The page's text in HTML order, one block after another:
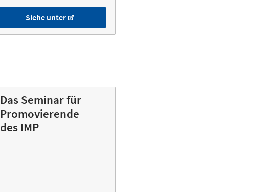
Siehe unter
Das Seminar für
Promovierende
des IMP